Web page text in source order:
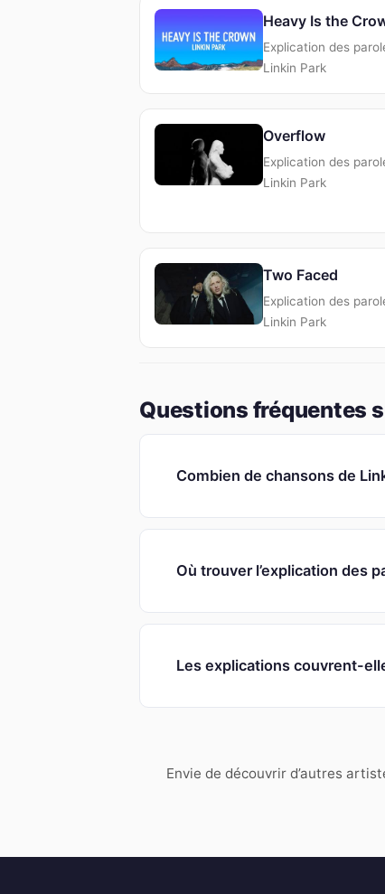
Heavy Is the
Explication des
Linkin Park
Overflow
Explication des
Linkin Park
Two Faced
Explication des
Linkin Park
Questions fréquentes
Combien de chansons de
Où trouver l’explication des
Les explications couvrent-
Envie de découvrir d’autres